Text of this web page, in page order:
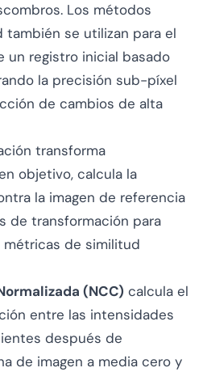
Los métodos
se utilizan para el
un registro inicial basado
la precisión sub-píxel
de cambios de alta
transforma
objetivo, calcula la
la imagen de referencia
de transformación para
métricas de similitud
(NCC) calcula el
entre las intensidades
después de
de imagen a media cero y